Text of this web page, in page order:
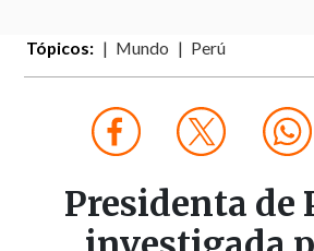
Tópicos: Mundo Perú
Presidenta de